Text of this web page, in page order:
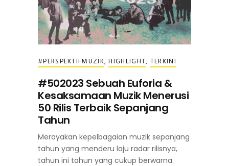
#PERSPEKTIFMUZIK,HIGHLIGHT, TERKINI
#502023 Sebuah Euforia &
Kesaksamaan Muzik Menerusi
50 Rilis Terbaik Sepanjang
Tahun
Merayakan kepelbagaian muzik sepanjang
tahun yang menderu laju radar rilisnya,
tahun ini tahun yang cukup berwarna.